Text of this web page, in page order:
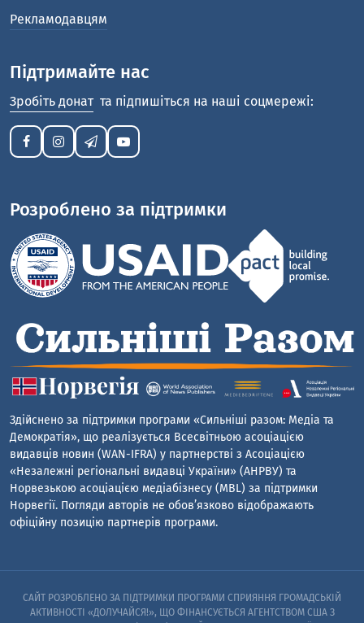
Рекламодавцям
Підтримайте нас
Зробіть донат та підпишіться на наші соцмережі:
Розроблено за підтримки
Здійснено за підтримки програми «Сильніші разом: Медіа та
Демократія», що реалізується Всесвітньою асоціацією
видавців новин (WAN-IFRA) у партнерстві з Асоціацією
«Незалежні регіональні видавці України» (АНРВУ) та
Норвезькою асоціацією медіабізнесу (MBL) за підтримки
Норвегії. Погляди авторів не обов’язково відображають
офіційну позицію партнерів програми.
САЙТ РОЗРОБЛЕНО ЗА ПІДТРИМКИ ПРОГРАМИ СПРИЯННЯ ГРОМАДСЬКІЙ
АКТИВНОСТІ «ДОЛУЧАЙСЯ!», ЩО ФІНАНСУЄТЬСЯ АГЕНТСТВОМ США З